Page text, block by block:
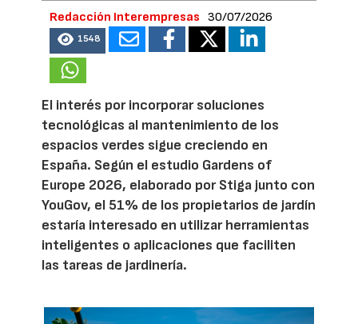
Redacción Interempresas 30/07/2026
1548
El interés por incorporar soluciones
tecnológicas al mantenimiento de los
espacios verdes sigue creciendo en
España. Según el estudio Gardens of
Europe 2026, elaborado por Stiga junto con
YouGov, el 51% de los propietarios de jardín
estaría interesado en utilizar herramientas
inteligentes o aplicaciones que faciliten
las tareas de jardinería.